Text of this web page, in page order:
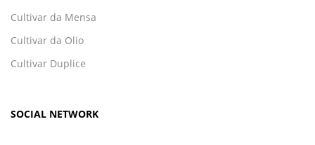
Cultivar da Mensa
Cultivar da Olio
Cultivar Duplice
SOCIAL NETWORK